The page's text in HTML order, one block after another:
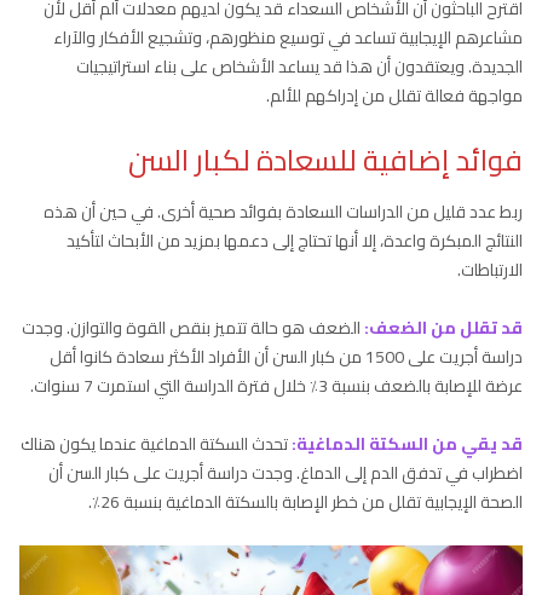
اقترح الباحثون أن الأشخاص السعداء قد يكون لديهم معدلات ألم أقل لأن
مشاعرهم الإيجابية تساعد في توسيع منظورهم، وتشجيع الأفكار والآراء
الجديدة. ويعتقدون أن هذا قد يساعد الأشخاص على بناء استراتيجيات
مواجهة فعالة تقلل من إدراكهم للألم.
فوائد إضافية للسعادة لكبار السن
ربط عدد قليل من الدراسات السعادة بفوائد صحية أخرى. في حين أن هذه
النتائج المبكرة واعدة، إلا أنها تحتاج إلى دعمها بمزيد من الأبحاث لتأكيد
الارتباطات.
قد تقلل من الضعف:الضعف هو حالة تتميز بنقص القوة والتوازن. وجدت
دراسة أجريت على 1500 من كبار السن أن الأفراد الأكثر سعادة كانوا أقل
عرضة للإصابة بالضعف بنسبة 3٪ خلال فترة الدراسة التي استمرت 7 سنوات.
قد يقي من السكتة الدماغية:تحدث السكتة الدماغية عندما يكون هناك
اضطراب في تدفق الدم إلى الدماغ. وجدت دراسة أجريت على كبار السن أن
الصحة الإيجابية تقلل من خطر الإصابة بالسكتة الدماغية بنسبة 26٪.